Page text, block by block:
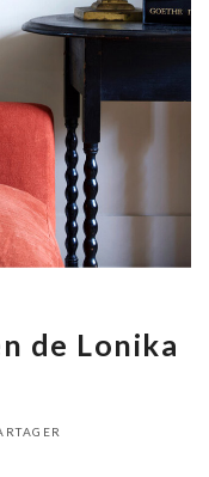
de Lonika